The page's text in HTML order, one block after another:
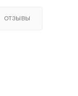
ОТЗЫВЫ